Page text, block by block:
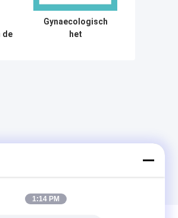
de
Gynaecologisch
het
1:14 PM